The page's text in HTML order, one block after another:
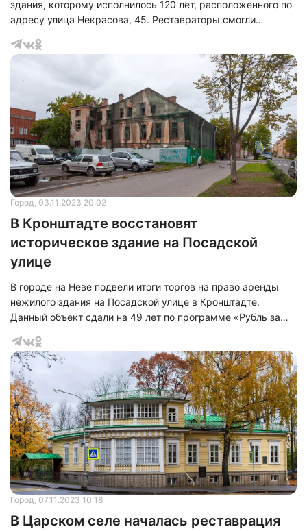
здания, которому исполнилось 120 лет, расположенного по
адресу улица Некрасова, 45. Реставраторы смогли
заложены еще в 1904 году архитектором Альбертом
Стюнкель. Первоначальный облик здания включает в себя
отделку из гранита. Для восстановления утраченных частей
камень был добыт в трех различных месторождениях
Финляндии. Специалисты провели реставрацию
исторического металлического карниза, лепного д
Город, 03.11.2023 20:02
В Кронштадте восстановят
историческое здание на Посадской
улице
В городе на Неве подвели итоги торгов на право аренды
нежилого здания на Посадской улице в Кронштадте.
Данный объект сдали на 49 лет по программе «Рубль за
отреставрировать это дание, об этом сообщили в пресс-
службе комитета имущественных отношений.
Город, 07.11.2023 10:18
В Царском селе началась реставрация